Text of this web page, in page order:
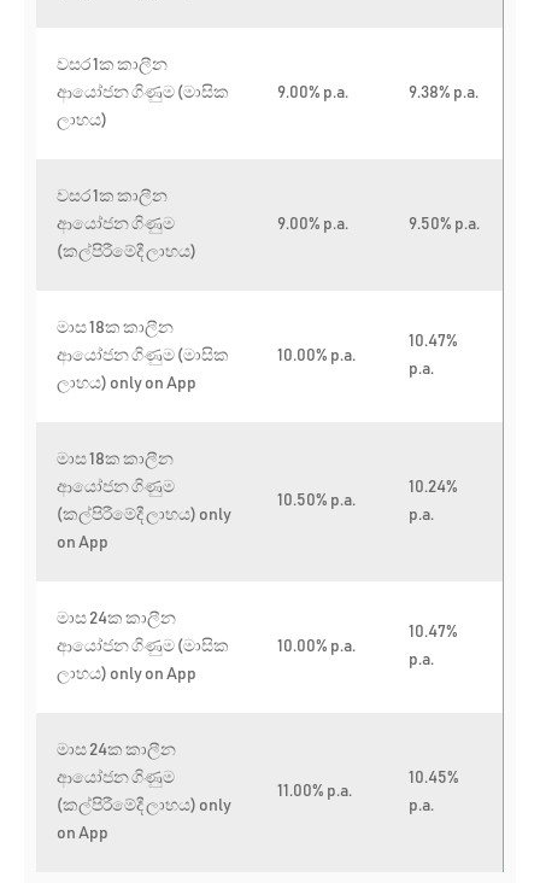
වසර 1ක කාලීන
ආයෝජන ගිණුම (මාසික
ලාභය)
9.00% p.a. 9.38% p.a.
වසර 1ක කාලීන
ආයෝජන ගිණුම
(කල්පිරීමේදී ලාභය)
9.00% p.a. 9.50% p.a.
මාස 18ක කාලීන
ආයෝජන ගිණුම (මාසික
ලාභය) only on App
10.00% p.a.
10.47%
p.a.
මාස 18ක කාලීන
ආයෝජන ගිණුම
(කල්පිරීමේදී ලාභය) only
on App
10.50% p.a.
10.24%
p.a.
මාස 24ක කාලීන
ආයෝජන ගිණුම (මාසික
ලාභය) only on App
10.00% p.a.
10.47%
p.a.
මාස 24ක කාලීන
ආයෝජන ගිණුම
(කල්පිරීමේදී ලාභය) only
on App
11.00% p.a.
10.45%
p.a.